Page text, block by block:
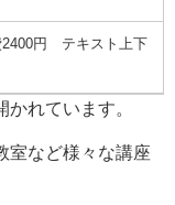
円 テキスト上下
れています。
室など様々な講座